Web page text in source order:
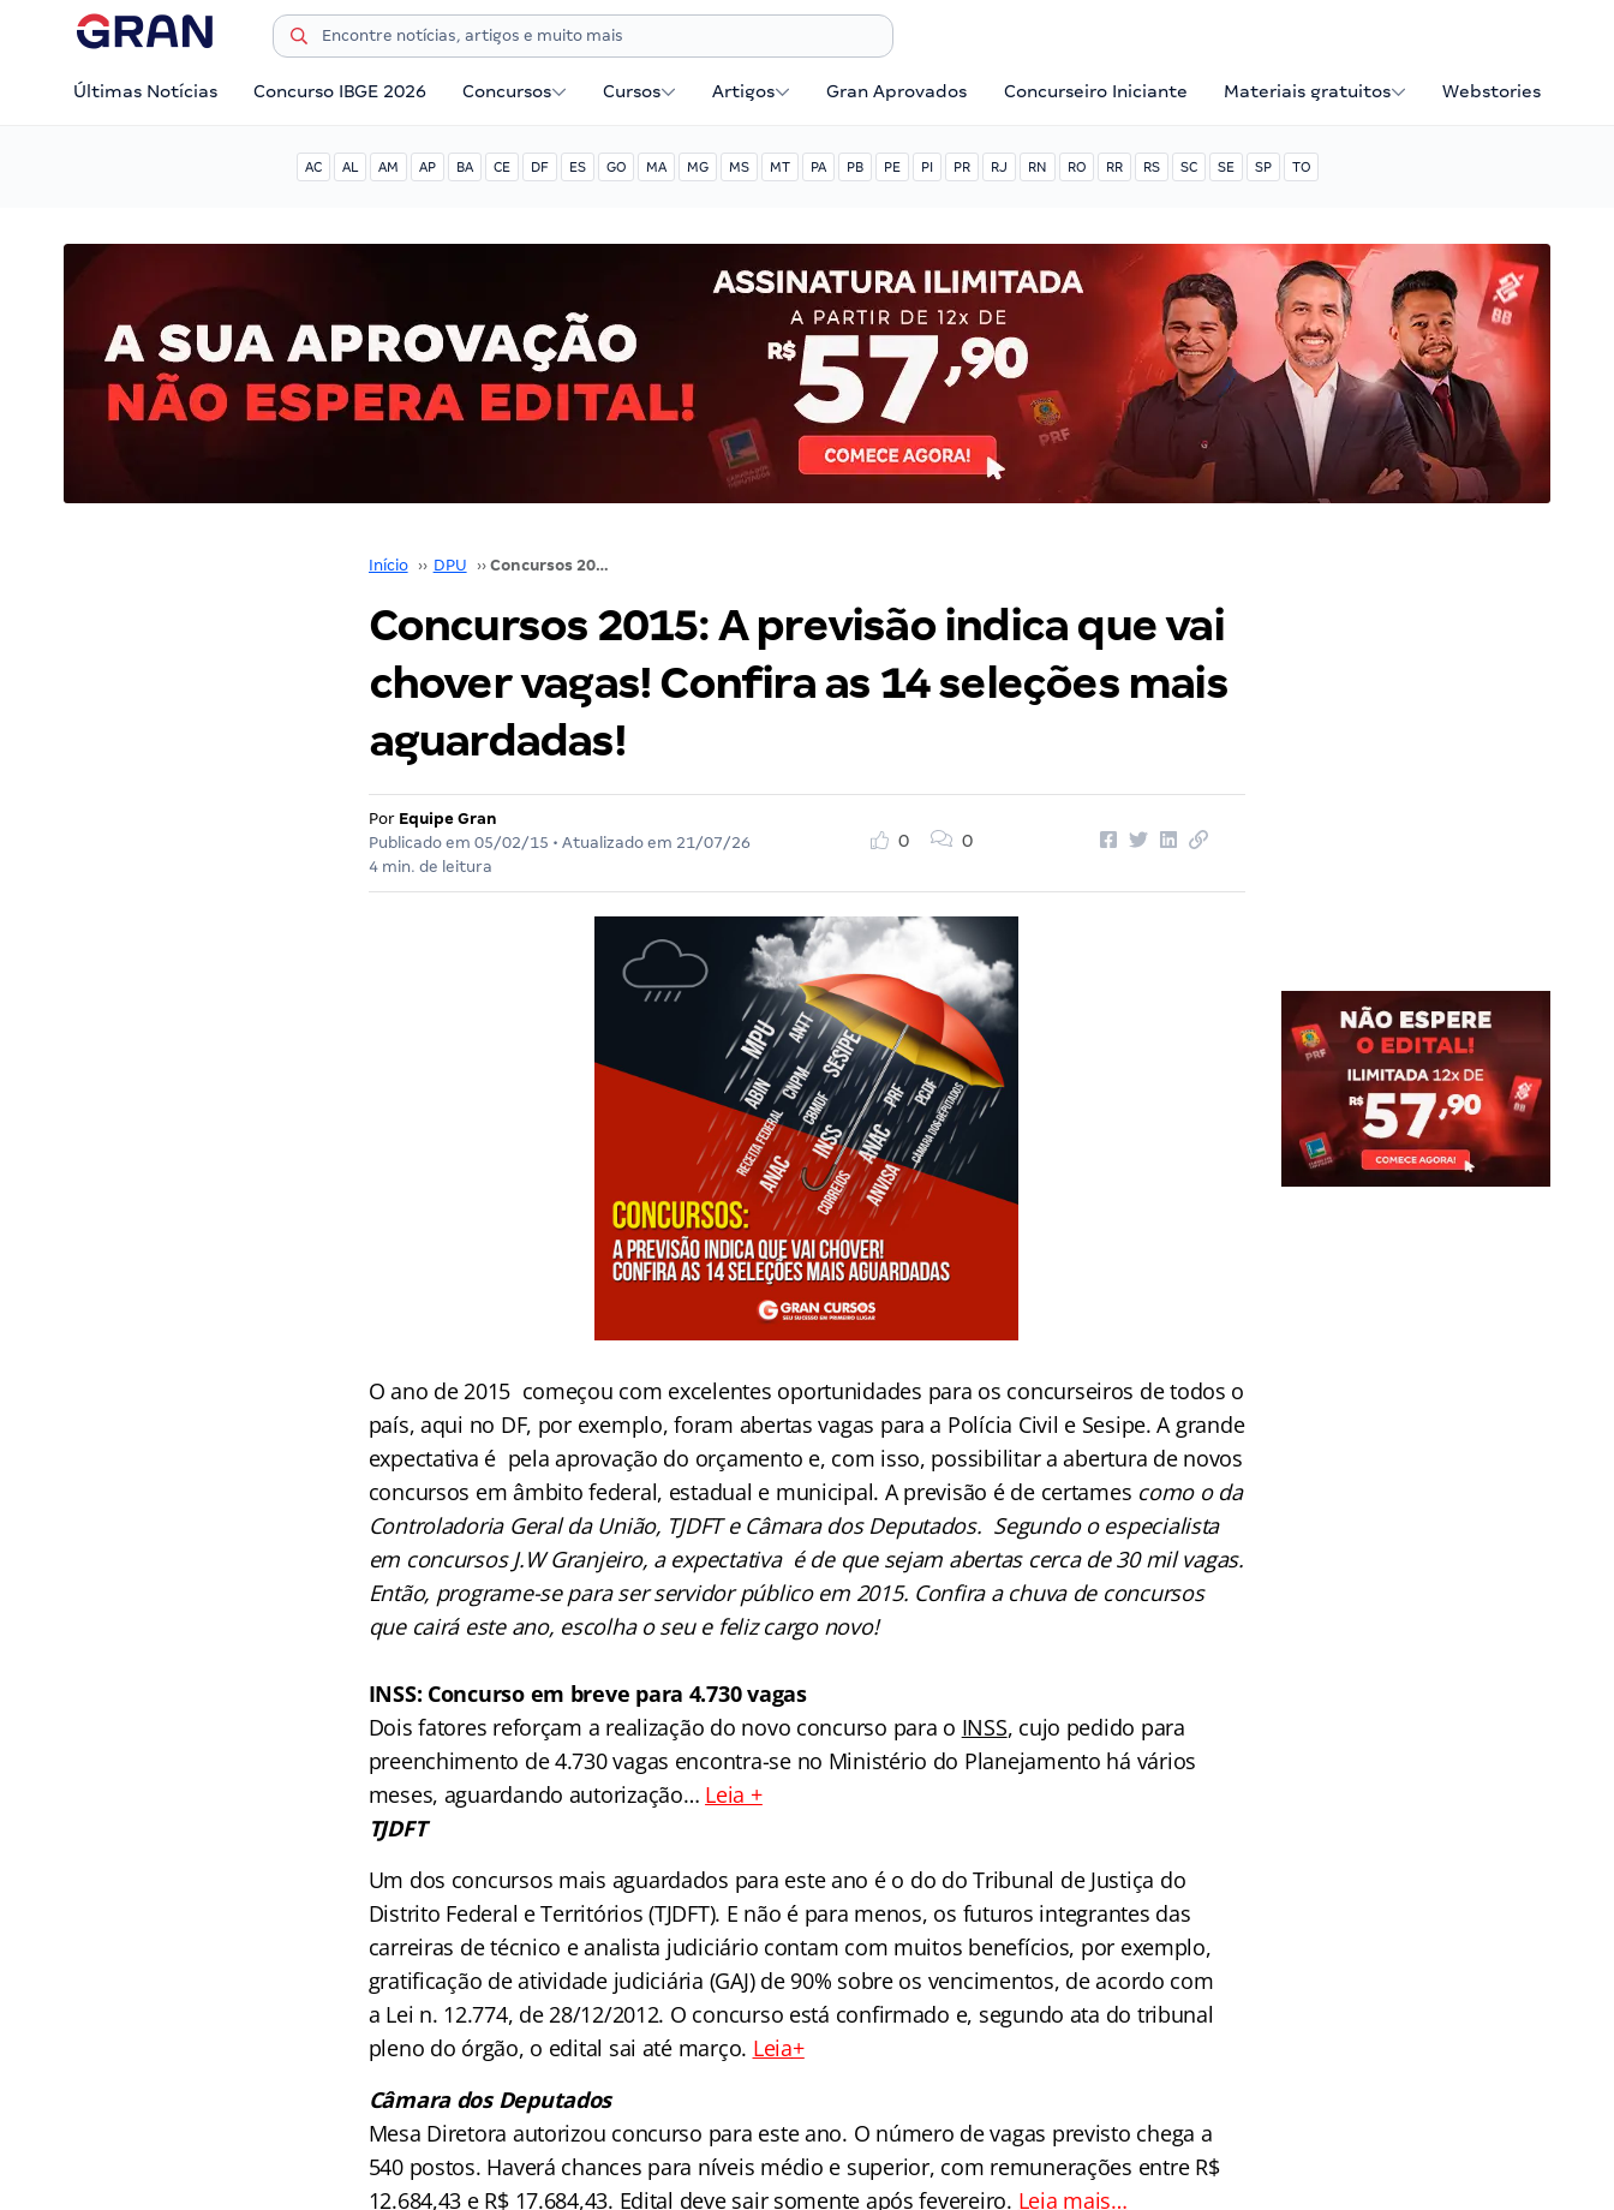
Últimas Notícias Concurso IBGE 2026 Concursos Cursos Artigos Gran Aprovados Concurseiro Iniciante Materiais gratuitos Webstories
AC AL AM AP BA CE DF ES GO MA MG MS MT PA PB PE PI PR RJ RN RO RR RS SC SE SP TO
Início ›› DPU ›› Concursos 2015: A previsão indica que vai chover vagas! Confira as 14 seleções mais aguardadas!
Concursos 2015: A previsão indica que vai
chover vagas! Confira as 14 seleções mais
aguardadas!
Por Equipe Gran
Publicado em 05/02/15 • Atualizado em 21/07/26
4 min. de leitura
0 0
O ano de 2015 começou com excelentes oportunidades para os concurseiros de todos o
país, aqui no DF, por exemplo, foram abertas vagas para a Polícia Civil e Sesipe. A grande
expectativa é pela aprovação do orçamento e, com isso, possibilitar a abertura de novos
concursos em âmbito federal, estadual e municipal. A previsão é de certames como o da
Controladoria Geral da União, TJDFT e Câmara dos Deputados. Segundo o especialista
em concursos J.W Granjeiro, a expectativa é de que sejam abertas cerca de 30 mil vagas.
Então, programe-se para ser servidor público em 2015. Confira a chuva de concursos
que cairá este ano, escolha o seu e feliz cargo novo!
INSS: Concurso em breve para 4.730 vagas
Dois fatores reforçam a realização do novo concurso para o INSS, cujo pedido para
preenchimento de 4.730 vagas encontra-se no Ministério do Planejamento há vários
meses, aguardando autorização… Leia +
TJDFT
Um dos concursos mais aguardados para este ano é o do do Tribunal de Justiça do
Distrito Federal e Territórios (TJDFT). E não é para menos, os futuros integrantes das
carreiras de técnico e analista judiciário contam com muitos benefícios, por exemplo,
gratificação de atividade judiciária (GAJ) de 90% sobre os vencimentos, de acordo com
a Lei n. 12.774, de 28/12/2012. O concurso está confirmado e, segundo ata do tribunal
pleno do órgão, o edital sai até março. Leia+
Câmara dos Deputados
Mesa Diretora autorizou concurso para este ano. O número de vagas previsto chega a
540 postos. Haverá chances para níveis médio e superior, com remunerações entre R$
12.684,43 e R$ 17.684,43. Edital deve sair somente após fevereiro. Leia mais…